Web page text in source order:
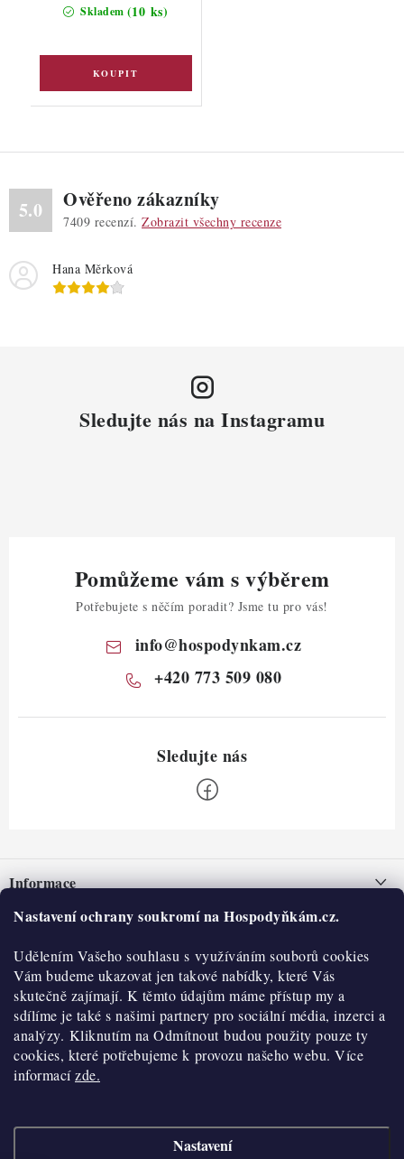
Nastavení ochrany soukromí na Hospodyňkám.cz.
Udělením Vašeho souhlasu s využíváním souborů cookies
Vám budeme ukazovat jen takové nabídky, které Vás
skutečně zajímají. K těmto údajům máme přístup my a
sdílíme je také s našimi partnery pro sociální média, inzerci a
analýzy. Kliknutím na Odmítnout budou použity pouze ty
cookies, které potřebujeme k provozu našeho webu. Více
informacízde.
Nastavení
Skladem (10 ks)
5.0 Ověřeno zákazníky
7409 recenzí. Zobrazit všechny recenze
Hana Měrková
Sledujte nás na Instagramu
Pomůžeme vám s výběrem
Potřebujete s něčím poradit? Jsme tu pro vás!
info@hospodynkam.cz
+420 773 509 080
pInformace
Nepřevzetí zásilky na dobírku
Obchodní podmínky
Hodnocení obchodu
Blog
Moje objednávka
O nás
Historie
Kontakty
O nákupu
Reklamace a vratky
Výdejní místa